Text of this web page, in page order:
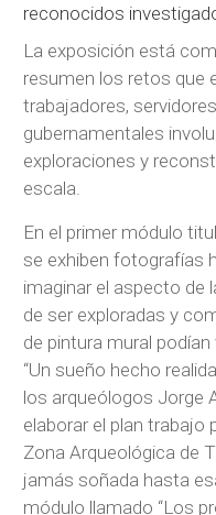
reconocidos
La exposición está
resumen los retos que
trabajadores,
gubernamentales
exploraciones y
escala.
En el primer módulo
se exhiben fotografías
imaginar el aspecto de
de ser exploradas y
de pintura mural
“Un sueño hecho
los arqueólogos Jorge
elaborar el plan trabajo
Zona Arqueológica de
jamás soñada hasta
módulo llamado “Los